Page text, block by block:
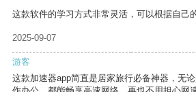
这款软件的学习方式非常灵活，可以根据自己
2025-09-07
游客
这款加速器app简直是居家旅行必备神器，无